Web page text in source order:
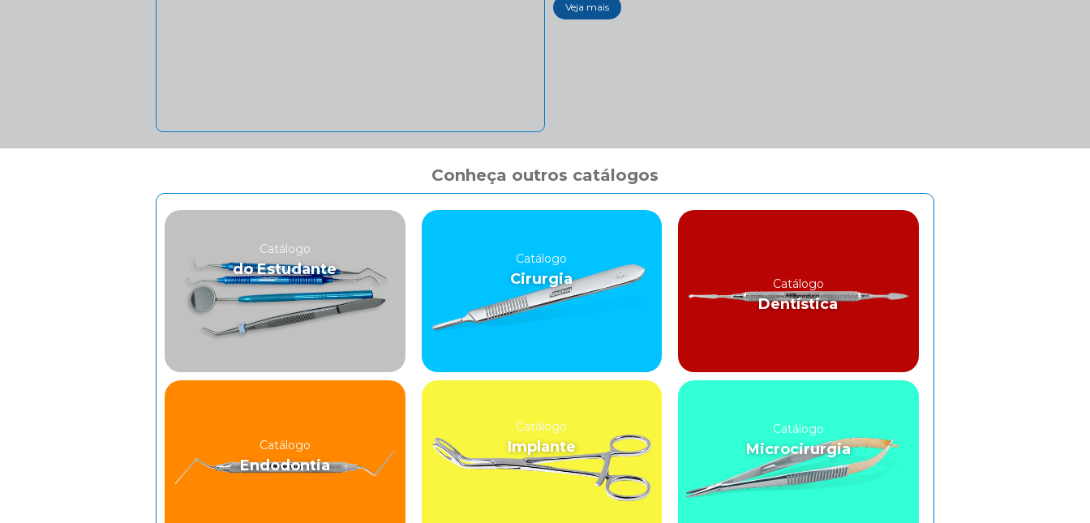
Veja mais
Conheça outros catálogos
Catálogo
do Estudante
Catálogo
Cirurgia Catálogo
Dentística
Catálogo
Endodontia
Catálogo
Implante
Catálogo
Microcirurgia